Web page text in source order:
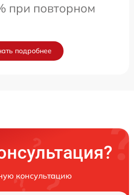
при повторном
подробнее
консультацию